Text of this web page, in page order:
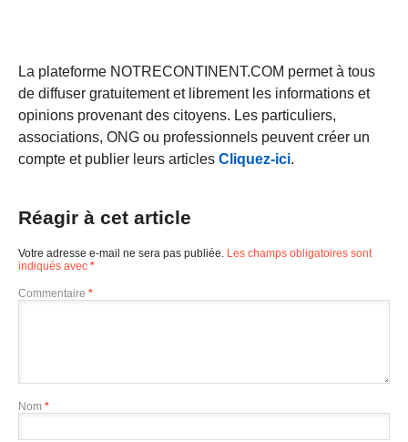
La plateforme NOTRECONTINENT.COM permet à tous
de diffuser gratuitement et librement les informations et
opinions provenant des citoyens. Les particuliers,
associations, ONG ou professionnels peuvent créer un
compte et publier leurs articles Cliquez-ici.
Réagir à cet article
Votre adresse e-mail ne sera pas publiée. Les champs obligatoires sont
indiqués avec *
Commentaire *
Nom *